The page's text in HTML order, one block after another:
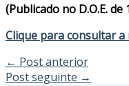
(Publicado no D.O.E.
Clique para consultar
← Post anterior
Post seguinte →